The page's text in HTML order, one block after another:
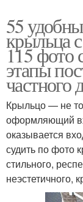
55
крыльца
115 фото
этапы
частного
Крыльцо — не
оформляющий
оказывается
судить по фото
стильного,
неэстетичного,